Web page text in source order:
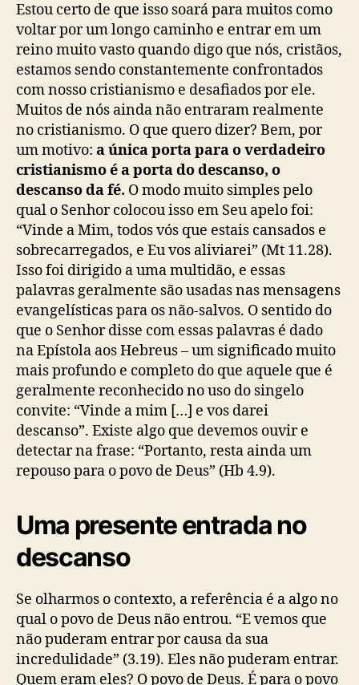
Estou certo de que isso soará para muitos como
voltar por um longo caminho e entrar em um
reino muito vasto quando digo que nós, cristãos,
estamos sendo constantemente confrontados
com nosso cristianismo e desafiados por ele.
Muitos de nós ainda não entraram realmente
no cristianismo. O que quero dizer? Bem, por
um motivo: a única porta para o verdadeiro
cristianismo é a porta do descanso, o
descanso da fé. O modo muito simples pelo
qual o Senhor colocou isso em Seu apelo foi:
“Vinde a Mim, todos vós que estais cansados e
sobrecarregados, e Eu vos aliviarei” (Mt 11.28).
Isso foi dirigido a uma multidão, e essas
palavras geralmente são usadas nas mensagens
evangelísticas para os não-salvos. O sentido do
que o Senhor disse com essas palavras é dado
na Epístola aos Hebreus – um significado muito
mais profundo e completo do que aquele que é
geralmente reconhecido no uso do singelo
convite: “Vinde a mim […] e vos darei
descanso”. Existe algo que devemos ouvir e
detectar na frase: “Portanto, resta ainda um
repouso para o povo de Deus” (Hb 4.9).
Uma presente entrada no
descanso
Se olharmos o contexto, a referência é a algo no
qual o povo de Deus não entrou. “E vemos que
não puderam entrar por causa da sua
incredulidade” (3.19). Eles não puderam entrar.
Quem eram eles? O povo de Deus. É para o povo